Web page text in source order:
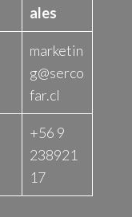
ales
marketin
g@serco
far.cl
+56 9
238921
17